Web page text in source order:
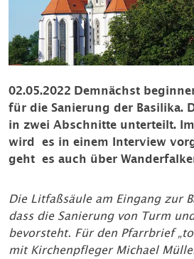
02.05.2022 Demnächst
für die Sanierung der Basilika.
in zwei Abschnitte unterteilt.
wird es in einem Interview
geht es auch über
Die Litfaßsäule am Eingang zur
dass die Sanierung von Turm
bevorsteht. Für den Pfarrbrief
mit Kirchenpfleger Michael